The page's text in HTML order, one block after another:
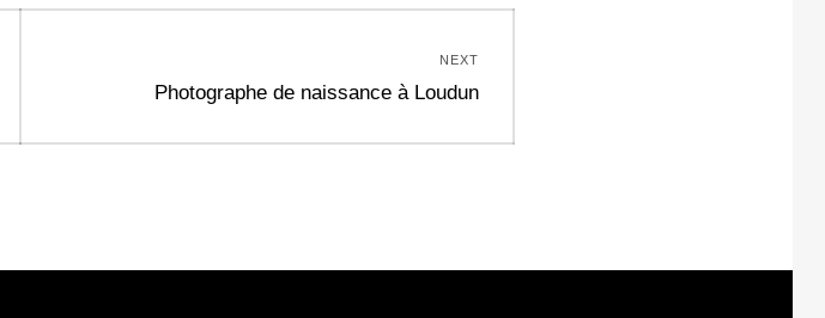
NEXT
Next
Photographe de naissance à Loudun